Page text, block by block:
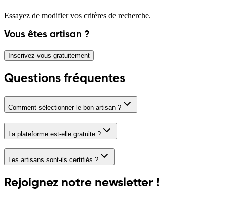
Essayez de modifier vos critères de recherche.
Vous êtes artisan ?
Inscrivez-vous gratuitement
Questions fréquentes
Comment sélectionner le bon artisan ?
La plateforme est-elle gratuite ?
Les artisans sont-ils certifiés ?
Rejoignez notre newsletter !